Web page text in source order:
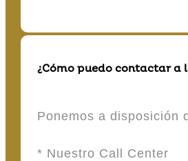
¿Cómo puedo contactar a
Ponemos a disposición
* Nuestro Call Center